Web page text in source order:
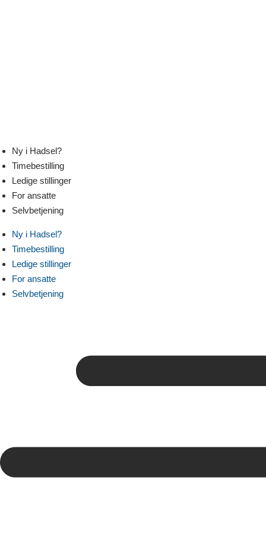
Ny i Hadsel?
Timebestilling
Ledige stillinger
For ansatte
Selvbetjening
Ny i Hadsel?
Timebestilling
Ledige stillinger
For ansatte
Selvbetjening